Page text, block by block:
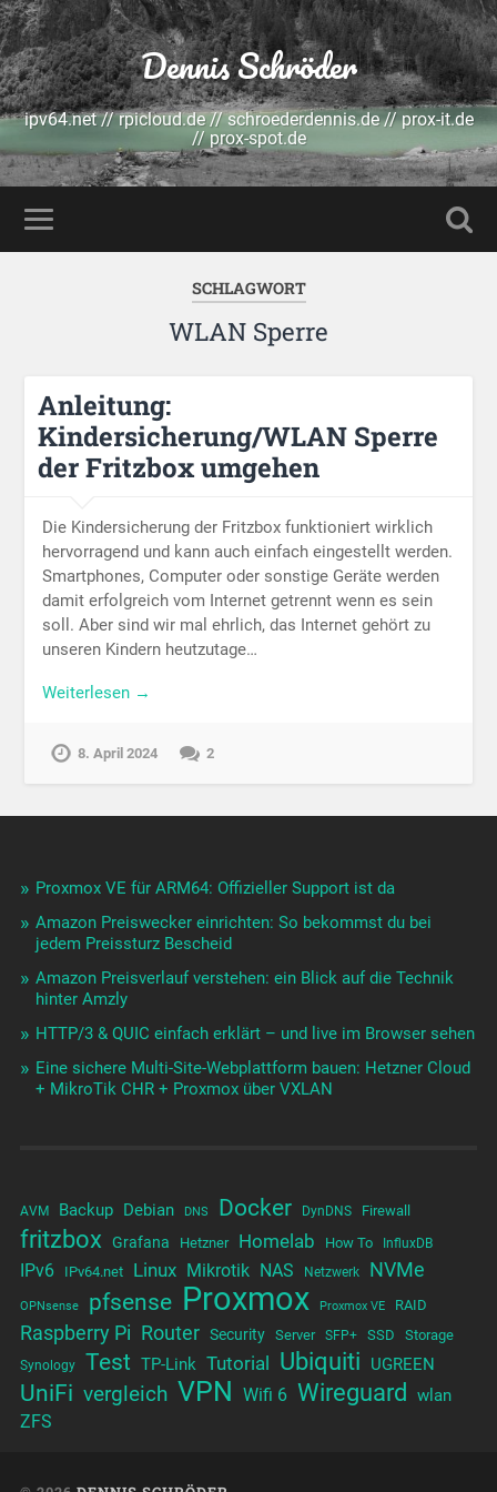
Dennis Schröder
ipv64.net // rpicloud.de // schroederdennis.de // prox-it.de
// prox-spot.de
SCHLAGWORT
WLAN Sperre
Anleitung:
Kindersicherung/WLAN Sperre
der Fritzbox umgehen
Die Kindersicherung der Fritzbox funktioniert wirklich
hervorragend und kann auch einfach eingestellt werden.
Smartphones, Computer oder sonstige Geräte werden
damit erfolgreich vom Internet getrennt wenn es sein
soll. Aber sind wir mal ehrlich, das Internet gehört zu
unseren Kindern heutzutage…
Weiterlesen →
8. April 2024 2
Proxmox VE für ARM64: Offizieller Support ist da
Amazon Preiswecker einrichten: So bekommst du bei
jedem Preissturz Bescheid
Amazon Preisverlauf verstehen: ein Blick auf die Technik
hinter Amzly
HTTP/3 & QUIC einfach erklärt – und live im Browser sehen
Eine sichere Multi-Site-Webplattform bauen: Hetzner Cloud
+ MikroTik CHR + Proxmox über VXLAN
AVM Backup Debian DNS Docker DynDNS Firewall
fritzbox Grafana Hetzner Homelab How To InfluxDB
IPv6 IPv64.net Linux Mikrotik NAS Netzwerk NVMe
OPNsense pfsense Proxmox Proxmox VE RAID
Raspberry Pi Router Security Server SFP+ SSD Storage
Synology Test TP-Link Tutorial Ubiquiti UGREEN
UniFi vergleich VPN Wifi 6 Wireguard
wlan
ZFS